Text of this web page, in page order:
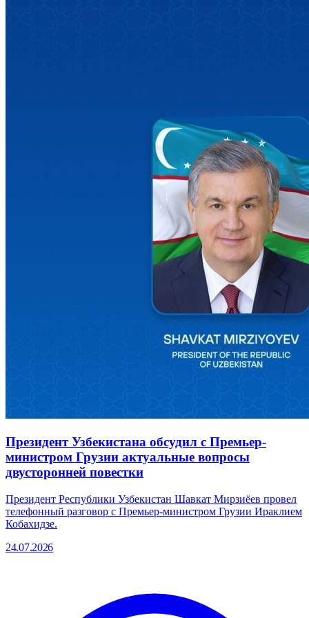
Президент Узбекистана обсудил с Премьер-
министром Грузии актуальные вопросы
двусторонней повестки
Президент Республики Узбекистан Шавкат Мирзиёев провел
телефонный разговор с Премьер-министром Грузии Ираклием
Кобахидзе.
24.07.2026